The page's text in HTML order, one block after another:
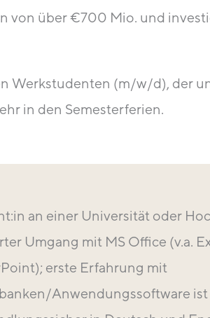
von über €700 Mio. und
Werkstudenten (m/w/d), der
in den Semesterferien.
an einer Universität oder
Umgang mit MS Office (v.a.
erste Erfahrung mit
Anwendungssoftware